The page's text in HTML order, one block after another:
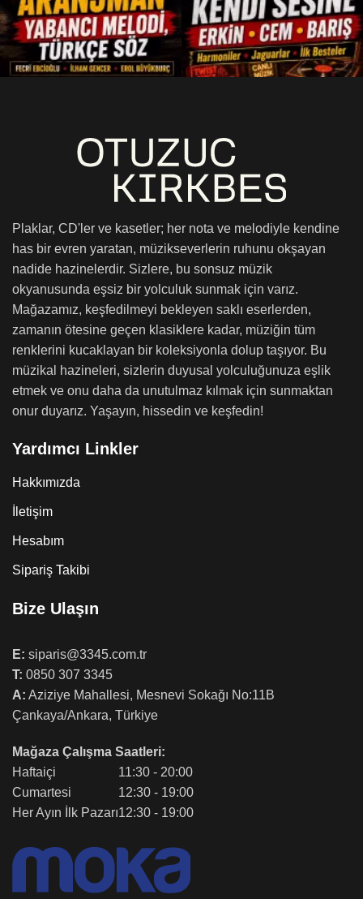
Plaklar, CD'ler ve kasetler; her nota ve melodiyle kendine
has bir evren yaratan, müzikseverlerin ruhunu okşayan
nadide hazinelerdir. Sizlere, bu sonsuz müzik
okyanusunda eşsiz bir yolculuk sunmak için varız.
Mağazamız, keşfedilmeyi bekleyen saklı eserlerden,
zamanın ötesine geçen klasiklere kadar, müziğin tüm
renklerini kucaklayan bir koleksiyonla dolup taşıyor. Bu
müzikal hazineleri, sizlerin duyusal yolculuğunuza eşlik
etmek ve onu daha da unutulmaz kılmak için sunmaktan
onur duyarız. Yaşayın, hissedin ve keşfedin!
Yardımcı Linkler
Hakkımızda
İletişim
Hesabım
Sipariş Takibi
Bize Ulaşın
E: siparis@3345.com.tr
T: 0850 307 3345
A: Aziziye Mahallesi, Mesnevi Sokağı No:11B
Çankaya/Ankara, Türkiye
Mağaza Çalışma Saatleri:
Haftaiçi
Cumartesi
Her Ayın İlk Pazarı
11:30 - 20:00
12:30 - 19:00
12:30 - 19:00